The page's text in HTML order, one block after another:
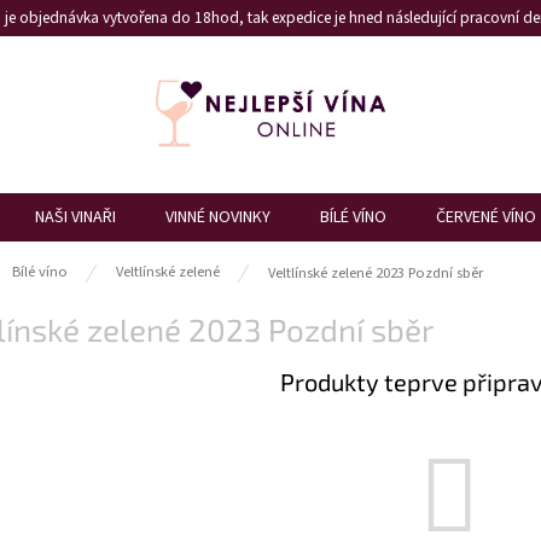
objednávka vytvořena do 18hod, tak expedice je hned následující pracovní
NAŠI VINAŘI VINNÉ NOVINKY BÍLÉ VÍNO ČERVENÉ VÍNO
Bílé víno Veltlínské zelené Veltlínské zelené 2023 Pozdní sběr
zelené 2023 Pozdní sběr
Produkty teprve